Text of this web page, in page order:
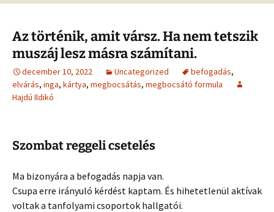
Az történik, amit vársz. Ha nem tetszik
muszáj lesz másra számítani.
december 10, 2022 Uncategorized befogadás,
elvárás, inga, kártya, megbocsátás, megbocsátó formula
Hajdú Ildikó
Szombat reggeli csetelés
Ma bizonyára a befogadás napja van.
Csupa erre irányuló kérdést kaptam. És hihetetlenül aktívak
voltak a tanfolyami csoportok hallgatói.